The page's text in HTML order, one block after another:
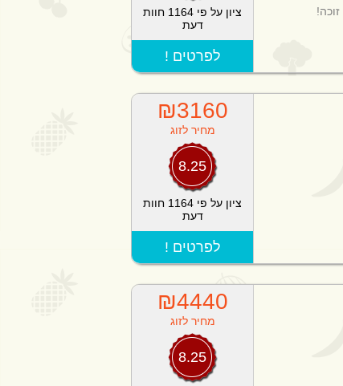
ציון על פי 1164 חוות
דעת
! לפרטים
₪3160
מחיר לזוג
8.25
ציון על פי 1164 חוות
דעת
! לפרטים
₪4440
מחיר לזוג
8.25